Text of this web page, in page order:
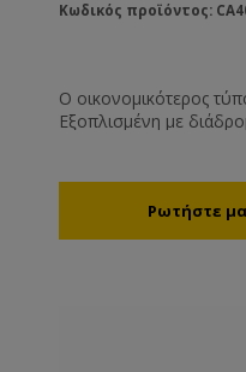
Κωδικός προϊόντος:
Ο οικονομικότερος
Εξοπλισμένη με
ετικέτα). Δέχεται
σταθμό min 5mm